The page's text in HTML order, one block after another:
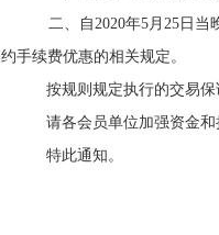
二、自2020年5月25日
约手续费优惠的相关规定。
按规则规定执行的交易
请各会员单位加强资金
特此通知。